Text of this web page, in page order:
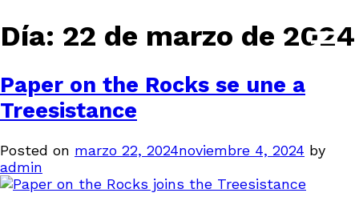
Día: 22 de marzo de 2024
Paper on the Rocks se une a
Treesistance
Posted on marzo 22, 2024noviembre 4, 2024 by
admin